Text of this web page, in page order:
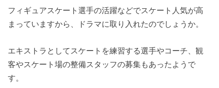
フィギュアスケート選手の活躍などでスケート人気が高
まっていますから、ドラマに取り入れたのでしょうか。
エキストラとしてスケートを練習する選手やコーチ、観
客やスケート場の整備スタッフの募集もあったようで
す。